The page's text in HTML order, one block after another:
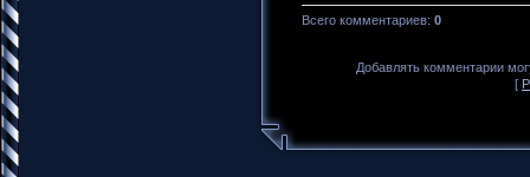
Всего комментариев: 0
Добавлять комментарии
[